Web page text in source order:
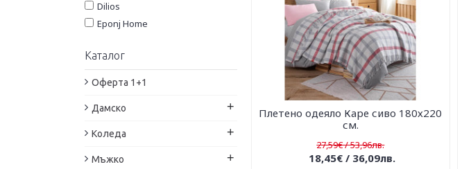
Dilios
Eponj Home
Kikka Boo
Lassig
Patik Home
Sesli
Каталог
Оферта 1+1
Дамско +
Коледа +
Мъжко +
Плетено одеяло Каре сиво 180х220
см.
27,59€ / 53,96лв.
18,45€ / 36,09лв.